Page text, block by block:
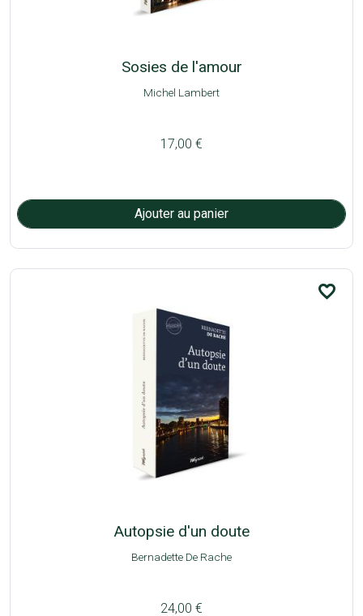
Sosies de l'amour
Michel Lambert
17,00 €
favorite_border
Autopsie d'un doute
Bernadette De Rache
24,00 €